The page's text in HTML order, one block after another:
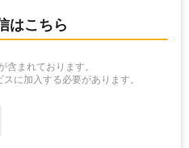
はこちら
まれております。
に加入する必要があります。